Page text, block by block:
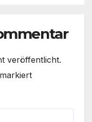
veröffentlicht.
markiert